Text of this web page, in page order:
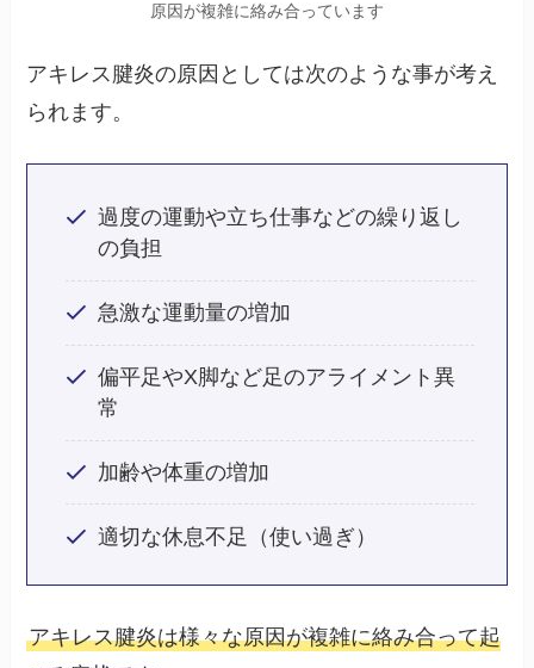
原因が複雑に絡み合っています
アキレス腱炎の原因としては次のような事が考え
られます。
過度の運動や立ち仕事などの繰り返し
の負担
急激な運動量の増加
偏平足やX脚など足のアライメント異
常
加齢や体重の増加
適切な休息不足（使い過ぎ）
アキレス腱炎は様々な原因が複雑に絡み合って起